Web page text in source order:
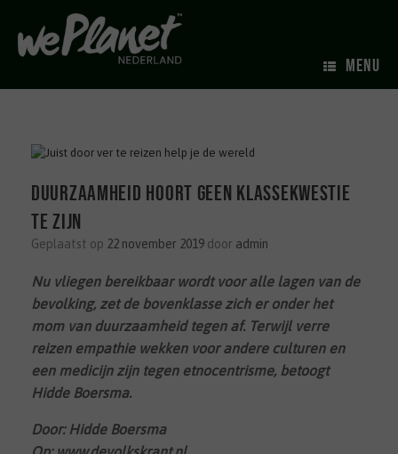
MENU
Duurzaamheid hoort geen klassekwestie
te zijn
Geplaatst op 22 november 2019 door admin
Nu vliegen bereikbaar wordt voor alle lagen van de
bevolking, zet de bovenklasse zich er onder het
mom van duurzaamheid tegen af. Terwijl verre
reizen empathie wekken voor andere culturen en
een medicijn zijn tegen etnocentrisme, betoogt
Hidde Boersma.
Door: Hidde Boersma